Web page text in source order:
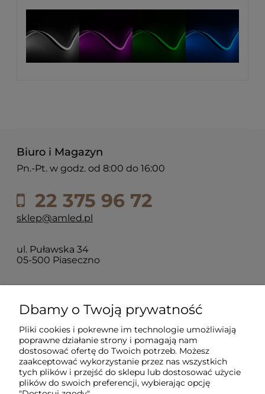
Biuro i Magazyn
Pn.-Pt. w godz. od 8:00 do 16:00
22 375 96 72
sklep@amled.pl
ul. Puławska 34
05-500 Piaseczno
Dla klientów
Informacje
O firmie
Dbamy o Twoją prywatność
Pliki cookies i pokrewne im technologie umożliwiają
poprawne działanie strony i pomagają nam
dostosować ofertę do Twoich potrzeb. Możesz
zaakceptować wykorzystanie przez nas wszystkich
tych plików i przejść do sklepu lub dostosować użycie
plików do swoich preferencji, wybierając opcję